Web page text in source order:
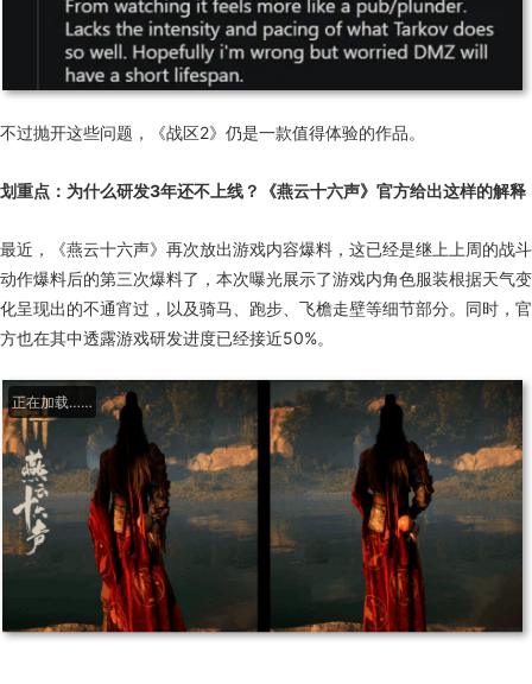
不过抛开这些问题，《战区2》仍是一款值得体验的作品。
划重点： 为什么研发3年还不上线？《燕云十六声》官方给出这样的解释
最近，《燕云十六声》再次放出游戏内容爆料，这已经是继上上周的战斗
动作爆料后的第三次爆料了，本次曝光展示了游戏内角色服装根据天气变
化呈现出的不通宵过，以及骑马、跑步、飞檐走壁等细节部分。同时，官
方也在其中透露游戏研发进度已经接近50%。